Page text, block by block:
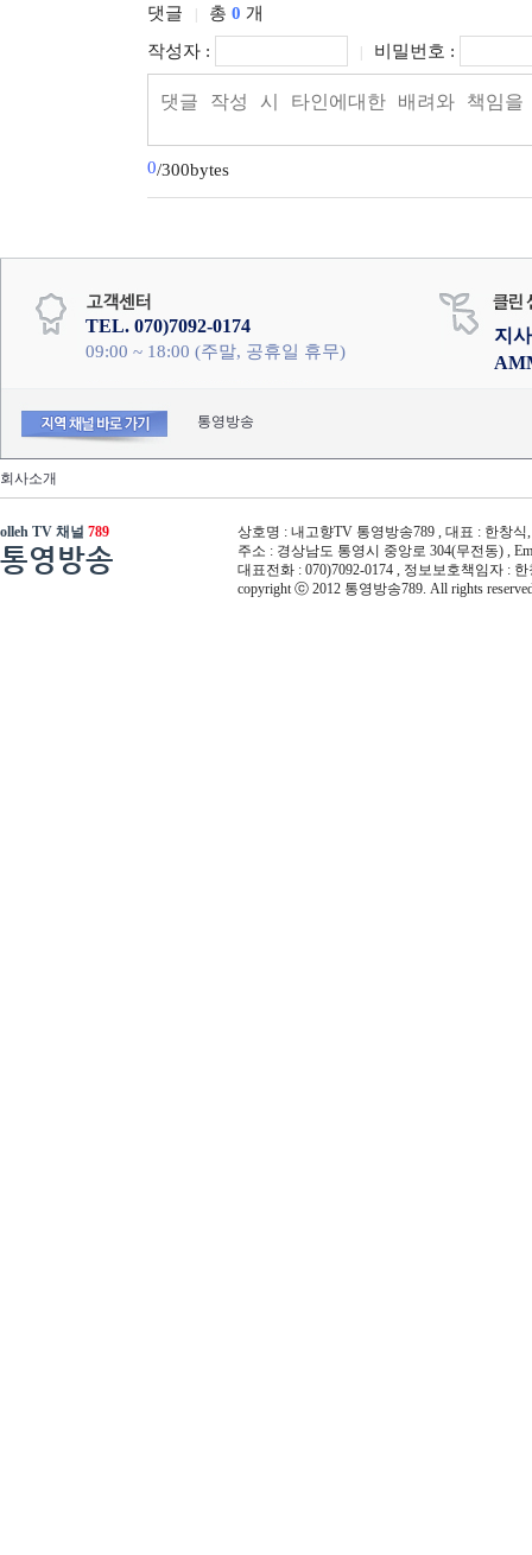
댓글 총 0 개
작성자 :
비밀번호 :
0/300bytes
TEL. 070)7092-0174
09:00 ~ 18:00 (주말, 공휴일 휴무)
지
통영방송
회사소개
olleh TV 채널 789
통영방송
상호명 : 내고향TV 통영방송789 , 대표 : 한창식
주소 : 경상남도 통영시 중앙로 304(무전동) ,
대표전화 : 070)7092-0174 , 정보보호책임자 :
copyright ⓒ 2012 통영방송789. All rights